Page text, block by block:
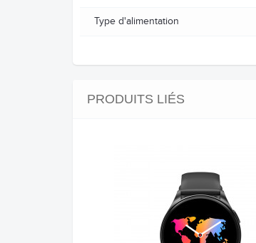
Type d'alimentation
PRODUITS LIÉS